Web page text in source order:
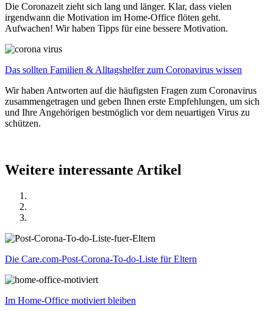
Die Coronazeit zieht sich lang und länger. Klar, dass vielen
irgendwann die Motivation im Home-Office flöten geht.
Aufwachen! Wir haben Tipps für eine bessere Motivation.
Das sollten Familien & Alltagshelfer zum Coronavirus wissen
Wir haben Antworten auf die häufigsten Fragen zum Coronavirus
zusammengetragen und geben Ihnen erste Empfehlungen, um sich
und Ihre Angehörigen bestmöglich vor dem neuartigen Virus zu
schützen.
Weitere interessante Artikel
Die Care.com-Post-Corona-To-do-Liste für Eltern
Im Home-Office motiviert bleiben